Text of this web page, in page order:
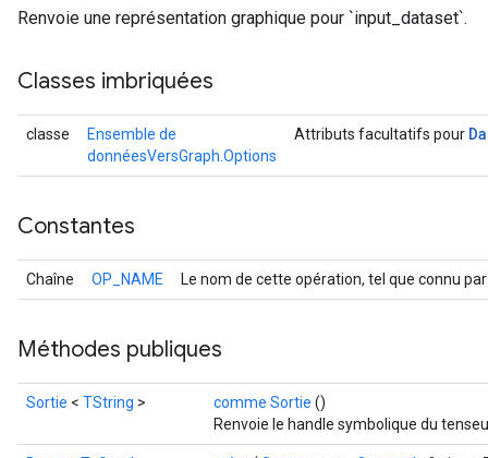
Renvoie une représentation graphique pour `input_dataset`.
Classes imbriquées
classe
Ensemble de
donnéesVersGraph.Options
Attributs facultatifs pour
Constantes
Chaîne OP_NAME Le nom de cette opération, tel que connu
Méthodes publiques
Sortie < TString > comme Sortie ()
Renvoie le handle symbolique du